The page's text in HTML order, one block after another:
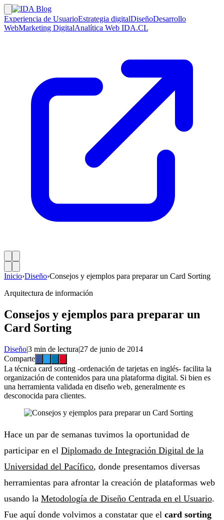
Experiencia de UsuarioEstrategia digitalDiseñoDesarrollo
WebMarketing DigitalAnalítica Web IDA.CL
Inicio›Diseño›Consejos y ejemplos para preparar un Card Sorting
Arquitectura de información
Consejos y ejemplos para preparar un
Card Sorting
Diseño|3 min de lectura|27 de junio de 2014
Comparte
La técnica card sorting -ordenación de tarjetas en inglés- facilita la
organización de contenidos para una plataforma digital. Si bien es
una herramienta validada en diseño web, generalmente es
desconocida para clientes.
Hace un par de semanas tuvimos la oportunidad de
participar en el Diplomado de Integración Digital de la
Universidad del Pacífico, donde presentamos diversas
herramientas para afrontar la creación de plataformas web
usando la Metodología de Diseño Centrada en el Usuario.
Fue aquí donde volvimos a constatar que el card sorting